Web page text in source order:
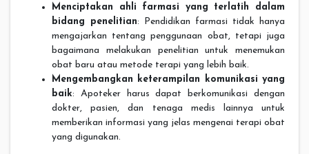
Menciptakan ahli farmasi yang terlatih dalam
bidang penelitian: Pendidikan farmasi tidak hanya
mengajarkan tentang penggunaan obat, tetapi juga
bagaimana melakukan penelitian untuk menemukan
obat baru atau metode terapi yang lebih baik.
Mengembangkan keterampilan komunikasi yang
baik: Apoteker harus dapat berkomunikasi dengan
dokter, pasien, dan tenaga medis lainnya untuk
memberikan informasi yang jelas mengenai terapi obat
yang digunakan.